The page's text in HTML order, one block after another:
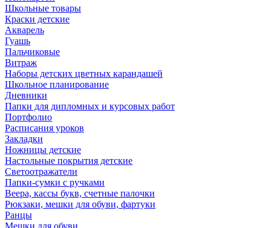
Школьные товары
Краски детские
Акварель
Гуашь
Пальчиковые
Витраж
Наборы детских цветных карандашей
Школьное планирование
Дневники
Папки для дипломных и курсовых работ
Портфолио
Расписания уроков
Закладки
Ножницы детские
Настольные покрытия детские
Светоотражатели
Папки-сумки с ручками
Веера, кассы букв, счетные палочки
Рюкзаки, мешки для обуви, фартуки
Ранцы
Мешки для обуви